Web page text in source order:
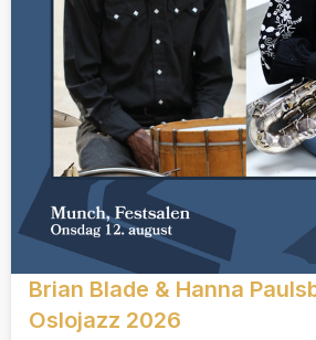
Brian Blade & Hanna
Oslojazz 2026